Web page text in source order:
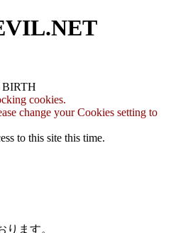
BIRTH
cookies.
change your Cookies setting to
to this site this time.
ります。